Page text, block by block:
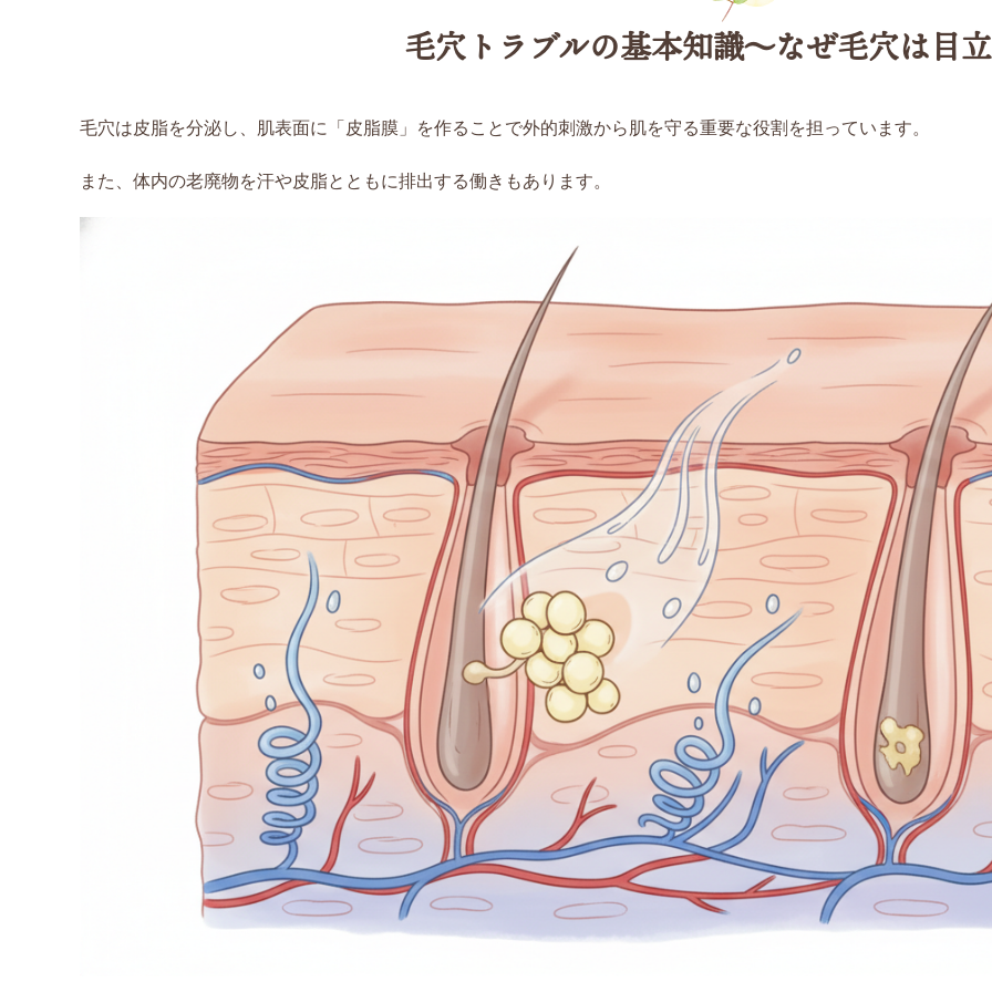
毛穴トラブルの基本知識〜なぜ毛穴は目
毛穴は皮脂を分泌し、肌表面に「皮脂膜」を作ることで外的刺激から肌を守る重要な役割を担っています。
また、体内の老廃物を汗や皮脂とともに排出する働きもあります。